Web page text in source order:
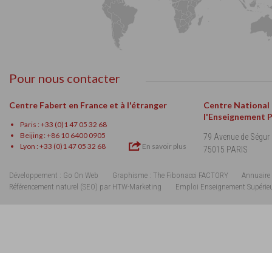
Pour nous contacter
Centre Fabert en France et à l'étranger
Paris : +33 (0)1 47 05 32 68
Beijing : +86 10 6400 0905
Lyon : +33 (0)1 47 05 32 68
En savoir plus
Centre National
l'Enseignement
79 Avenue de Ségur
75015 PARIS
Développement : Go On Web Graphisme : The Fibonacci FACTORY
Annuaire
Référencement naturel (SEO) par HTW-Marketing
Emploi Enseignement